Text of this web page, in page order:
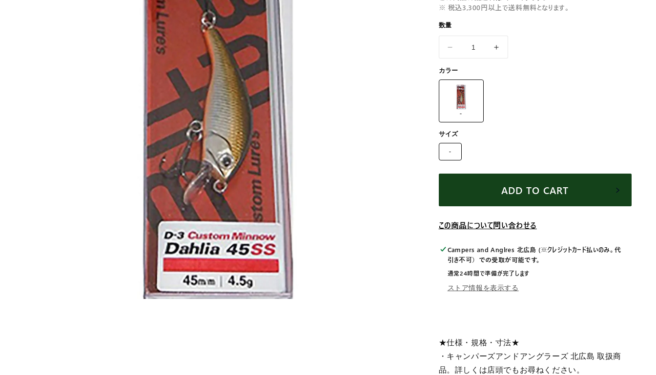
格
※ 税込3,300円以上で送料無料となります。
数量
ス
ル
ア
ー
ズ
(D3
ノ
ダ
ア
45SS
#07TS
の
ら
す
D3
ノ
ダ
ア
45SS
#07TS
の
や
す
カラー
-
サイズ
-
ADD TO CART
この商品について問い合わせる
Campers and Anglres 北広島 (※クレジットカード払いのみ。代
引き不可）
での受取が可能です。
通常24時間で準備が完了します
ストア情報を表示する
★仕様・規格・寸法★
・キャンパーズアンドアングラーズ 北広島 取扱商
品。詳しくは店頭でもお尋ねください。